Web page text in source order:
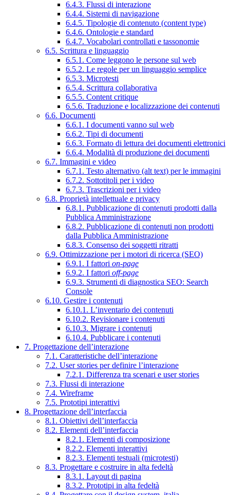
6.4.3. Flussi di interazione
6.4.4. Sistemi di navigazione
6.4.5. Tipologie di contenuto (content type)
6.4.6. Ontologie e standard
6.4.7. Vocabolari controllati e tassonomie
6.5. Scrittura e linguaggio
6.5.1. Come leggono le persone sul web
6.5.2. Le regole per un linguaggio semplice
6.5.3. Microtesti
6.5.4. Scrittura collaborativa
6.5.5. Content critique
6.5.6. Traduzione e localizzazione dei contenuti
6.6. Documenti
6.6.1. I documenti vanno sul web
6.6.2. Tipi di documenti
6.6.3. Formato di lettura dei documenti elettronici
6.6.4. Modalità di produzione dei documenti
6.7. Immagini e video
6.7.1. Testo alternativo (alt text) per le immagini
6.7.2. Sottotitoli per i video
6.7.3. Trascrizioni per i video
6.8. Proprietà intellettuale e privacy
6.8.1. Pubblicazione di contenuti prodotti dalla
Pubblica Amministrazione
6.8.2. Pubblicazione di contenuti non prodotti
dalla Pubblica Amministrazione
6.8.3. Consenso dei soggetti ritratti
6.9. Ottimizzazione per i motori di ricerca (SEO)
6.9.1. I fattori on-page
6.9.2. I fattori off-page
6.9.3. Strumenti di diagnostica SEO: Search
Console
6.10. Gestire i contenuti
6.10.1. L’inventario dei contenuti
6.10.2. Revisionare i contenuti
6.10.3. Migrare i contenuti
6.10.4. Pubblicare i contenuti
7. Progettazione dell’interazione
7.1. Caratteristiche dell’interazione
7.2. User stories per definire l’interazione
7.2.1. Differenza tra scenari e user stories
7.3. Flussi di interazione
7.4. Wireframe
7.5. Prototipi interattivi
8. Progettazione dell’interfaccia
8.1. Obiettivi dell’interfaccia
8.2. Elementi dell’interfaccia
8.2.1. Elementi di composizione
8.2.2. Elementi interattivi
8.2.3. Elementi testuali (microtesti)
8.3. Progettare e costruire in alta fedeltà
8.3.1. Layout di pagina
8.3.2. Prototipi in alta fedeltà